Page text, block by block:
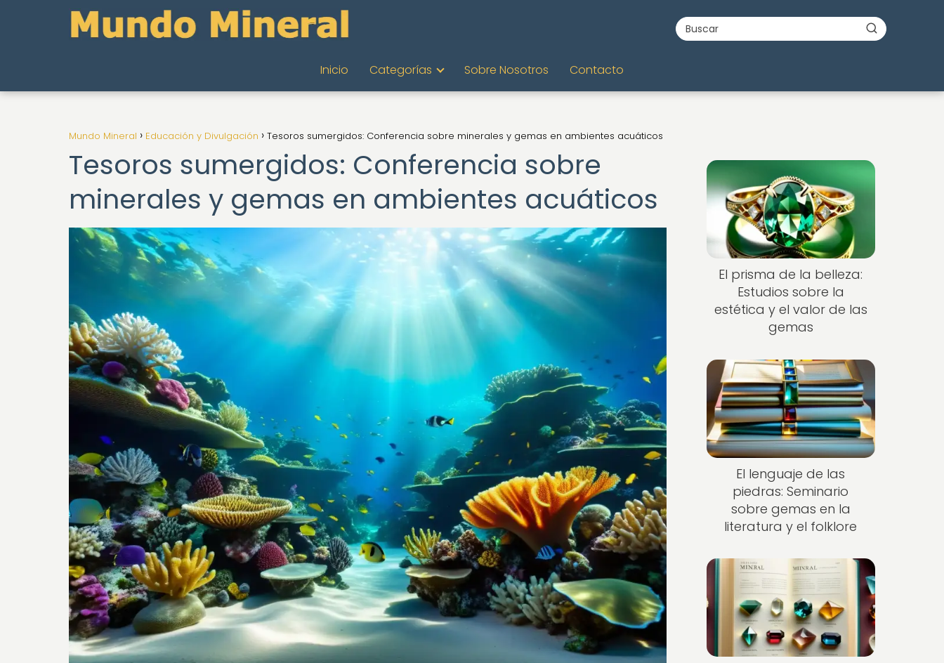
Inicio Categorías Sobre Nosotros Contacto
Mundo Mineral Educación y Divulgación Tesoros sumergidos: Conferencia sobre minerales y gemas en ambientes acuáticos
Tesoros sumergidos: Conferencia sobre
minerales y gemas en ambientes acuáticos
Nuevo
El prisma de la belleza:
Estudios sobre la
estética y el valor de las
gemas
El lenguaje de las
piedras: Seminario
sobre gemas en la
literatura y el folklore